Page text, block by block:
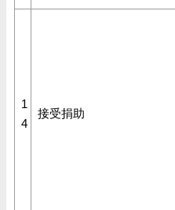
1
4
接受捐助